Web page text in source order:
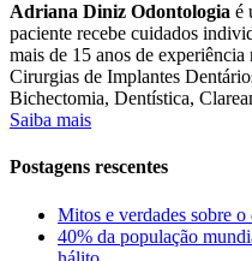
Adriana Diniz Odontologia é
paciente recebe cuidados
mais de 15 anos de
Cirurgias de Implantes
Bichectomia, Dentística,
Saiba mais
Postagens rescentes
Mitos e verdades sobre
40% da população